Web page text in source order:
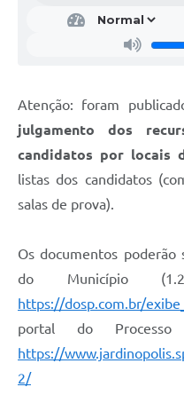
Atenção: foram
julgamento dos
candidatos por locais
listas dos candidatos
salas de prova).
Os documentos poderão
do Município
https://dosp.com.br/
portal do Processo
https://
2/